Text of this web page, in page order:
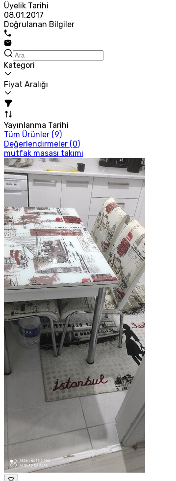
Üyelik Tarihi
08.01.2017
Doğrulanan Bilgiler
Kategori
Fiyat Aralığı
Yayınlanma Tarihi
Tüm Ürünler (9)
Değerlendirmeler (0)
mutfak masası takımı